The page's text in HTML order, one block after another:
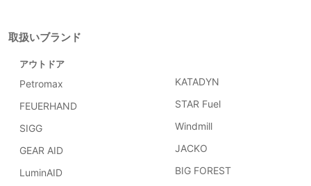
取扱いブランド
アウトドア
Petromax
FEUERHAND
SIGG
GEAR AID
LuminAID
KATADYN
STAR Fuel
Windmill
JACKO
BIG FOREST